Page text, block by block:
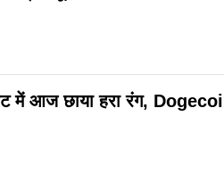
आज छाया हरा रंग,